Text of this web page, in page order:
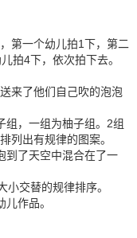
一个幼儿拍1下，第二
拍4下，依次拍下去。
了他们自己吹的泡泡
，一组为柚子组。2组
列出有规律的图案。
了天空中混合在了一
交替的规律排序。
作品。